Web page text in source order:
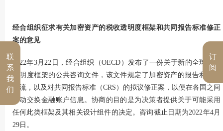
经合组织征求有关加密资产的税收透明度框架和共同报告标准修正
案的意见
2022年3月22日，经合组织（OECD）发布了一份关于新的全球税收
透明度框架的公共咨询文件，该文件规定了加密资产的报告和信息
交流，以及对共同报告标准（CRS）的拟议修正案，以便在各国之间
自动交换金融账户信息。协商的目的是为决策者提供关于可能采用
任何此类框架及其相关设计组件的决定。咨询截止日期为2022年4月
29日。
订
阅
联
系
我
们